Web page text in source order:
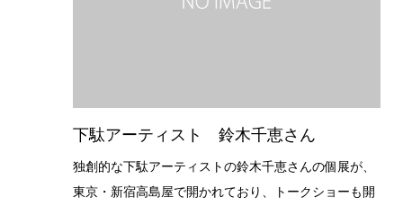
下駄アーティスト 鈴木千恵さん
独創的な下駄アーティストの鈴木千恵さんの個展が、
東京・新宿高島屋で開かれており、トークショーも開